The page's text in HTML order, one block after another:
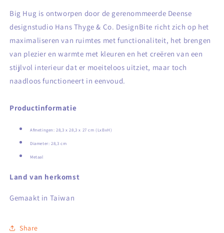
Big Hug is ontworpen door de gerenommeerde Deense
designstudio Hans Thyge & Co. DesignBite richt zich op het
maximaliseren van ruimtes met functionaliteit, het brengen
van plezier en warmte met kleuren en het creëren van een
stijlvol interieur dat er moeiteloos uitziet, maar toch
naadloos functioneert in eenvoud.
Productinformatie
Afmetingen:28,3 x 28,3 x 27 cm (LxBxH)
Diameter: 28,3 cm
Metaal
Land van herkomst
Gemaakt in Taiwan
Share